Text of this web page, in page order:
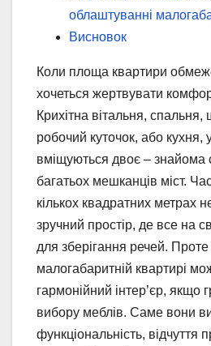
облаштуванні
Висновок
Коли площа квартири
хочеться жертвувати
Крихітна вітальня,
робочий куточок, або кухня,
вміщуються двоє – знайома
багатьох мешканців міст.
кількох квадратних метрах
зручний простір, де все на
для зберігання речей. Проте
малогабаритній квартирі
гармонійний інтер’єр, якщо
вибору меблів. Саме вони
функціональність, відчуття